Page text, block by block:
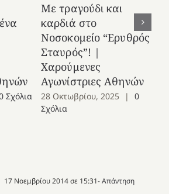
Σχόλια
Με τραγούδι και
καρδιά στο
Νοσοκομείο “Ερυθρός
Σταυρός”! |
Χαρούμενες
Αγωνίστριες Αθηνών
28 Οκτωβρίου, 2025 |
0
Σχόλια
17 Νοεμβρίου 2014 σε 15:31- Απάντηση